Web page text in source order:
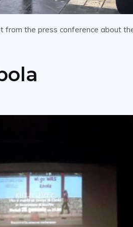
from the press conference about